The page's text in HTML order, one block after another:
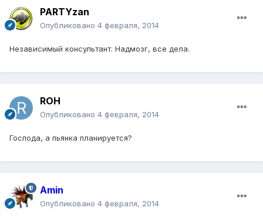
PARTYzan
Опубликовано 4 февраля, 2014
Независимый консультант. Надмозг, все дела.
ROH
Опубликовано 4 февраля, 2014
Господа, а пьянка планируется?
Amin
Опубликовано 4 февраля, 2014